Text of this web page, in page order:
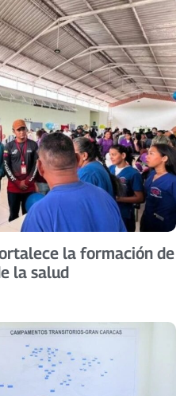
la formación de
la salud